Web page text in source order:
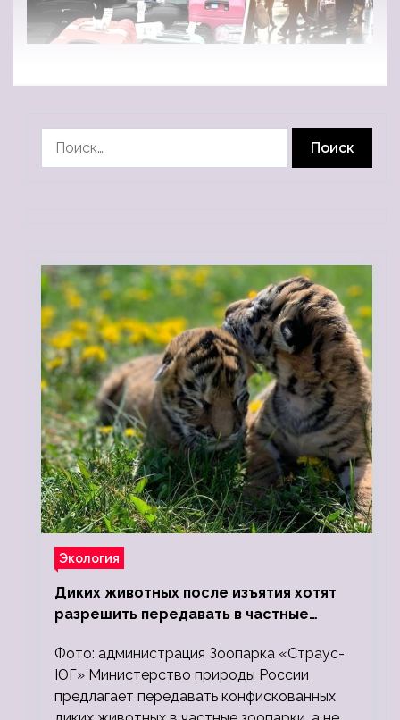
Экология
Диких животных после изъятия хотят
разрешить передавать в частные
Фото: администрация Зоопарка «Страус-
ЮГ» Министерство природы России
предлагает передавать конфискованных